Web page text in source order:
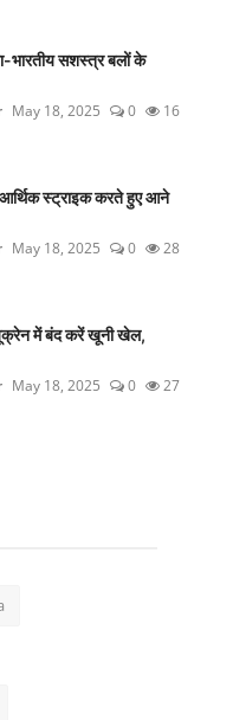
भारतीय सशस्त्र बलों के
May 18, 2025 0 16
आर्थिक स्ट्राइक करते हुए आने
May 18, 2025 0 28
में बंद करें खूनी खेल,
May 18, 2025 0 27